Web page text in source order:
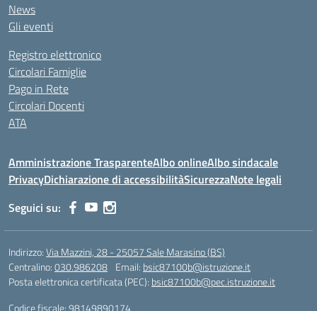
News
Gli eventi
Registro elettronico
Circolari Famiglie
Pago in Rete
Circolari Docenti
ATA
Amministrazione TrasparenteAlbo onlineAlbo sindacale
PrivacyDichiarazione di accessibilitàSicurezzaNote legali
Seguici su:
Indirizzo:Via Mazzini, 28 - 25057 Sale Marasino (BS)
Centralino:030.986208 Email: bsic87100b@istruzione.it
Posta elettronica certificata (PEC): bsic87100b@pec.istruzione.it
Codice fiscale: 98149890174